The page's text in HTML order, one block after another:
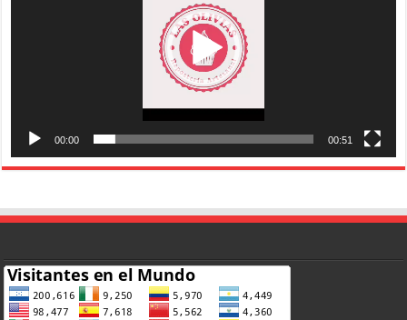
00:00 00:51